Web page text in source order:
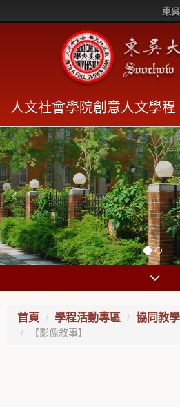
東
人文社會學院創意人文學程
首頁 學程活動專區 協同教學
【影像敘事】